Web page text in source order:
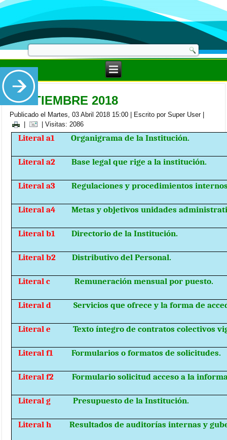
SEPTIEMBRE 2018
Publicado el Martes, 03 Abril 2018 15:00 Escrito por Super User|
| Visitas: 2086
Literal a1 Organigrama de la Institución.
Literal a2 Base legal que rige a la institución.
Literal a3 Regulaciones y procedimientos
Literal a4 Metas y objetivos unidades
Literal b1 Directorio de la Institución.
Literal b2 Distributivo del Personal.
Literal c Remuneración mensual por puesto.
Literal d Servicios que ofrece y la forma de
Literal e Texto íntegro de contratos colectivos
Literal f1 Formularios o formatos de solicitudes.
Literal f2 Formulario solicitud acceso a la
Literal g Presupuesto de la Institución.
Literal h Resultados de auditorías internas y